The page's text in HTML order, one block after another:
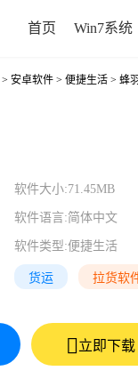
首页 Win7系统
> 安卓软件 > 便捷生活 > 蜂
软件大小:71.45MB
软件语言:简体中文
软件类型:便捷生活
货运 拉货软
立即下载